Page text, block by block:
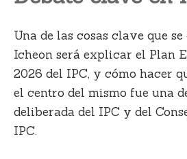
Una de las cosas clave que
Icheon será explicar el Plan
2026 del IPC, y cómo hacer
el centro del mismo fue una
deliberada del IPC y del
IPC.